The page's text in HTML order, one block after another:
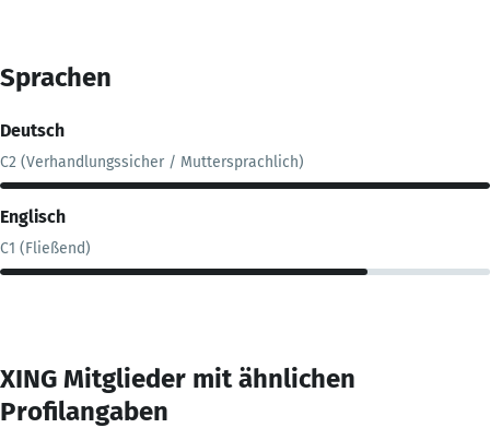
Sprachen
Deutsch
C2 (Verhandlungssicher / Muttersprachlich)
Englisch
C1 (Fließend)
XING Mitglieder mit ähnlichen
Profilangaben